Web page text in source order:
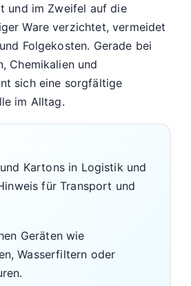
und im Zweifel auf die
Ware verzichtet, vermeidet
Folgekosten. Gerade bei
Chemikalien und
sich eine sorgfältige
im Alltag.
Kartons in Logistik und
für Transport und
Geräten wie
Wasserfiltern oder